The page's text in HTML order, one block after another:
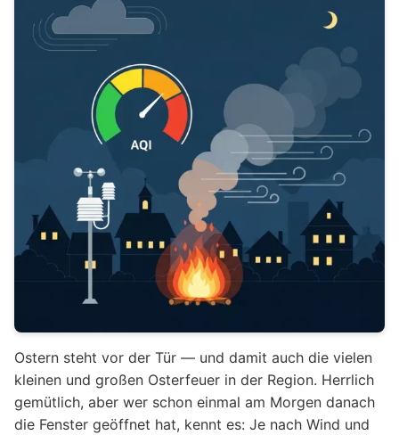
Ostern steht vor der Tür — und damit auch die vielen
kleinen und großen Osterfeuer in der Region. Herrlich
gemütlich, aber wer schon einmal am Morgen danach
die Fenster geöffnet hat, kennt es: Je nach Wind und